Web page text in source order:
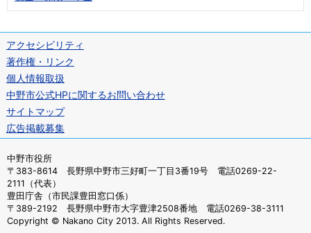
アクセシビリティ
著作権・リンク
個人情報取扱
中野市公式HPに関するお問い合わせ
サイトマップ
広告掲載募集
中野市役所
〒383-8614 長野県中野市三好町一丁目3番19号 電話0269-22-
2111（代表）
豊田庁舎（市民課豊田窓口係）
〒389-2192 長野県中野市大字豊津2508番地 電話0269-38-3111
Copyright © Nakano City 2013. All Rights Reserved.